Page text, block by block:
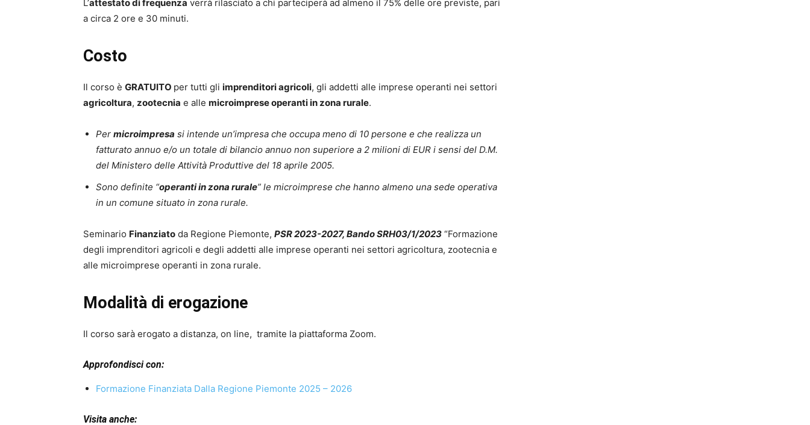
L’attestato di frequenza verrà rilasciato a chi parteciperà ad almeno il 75% delle ore previste, pari
a circa 2 ore e 30 minuti.
Costo
Il corso è GRATUITO per tutti gli imprenditori agricoli, gli addetti alle imprese operanti nei settori
agricoltura, zootecnia e alle microimprese operanti in zona rurale.
Per microimpresa si intende un’impresa che occupa meno di 10 persone e che realizza un
fatturato annuo e/o un totale di bilancio annuo non superiore a 2 milioni di EUR i sensi del D.M.
del Ministero delle Attività Produttive del 18 aprile 2005.
Sono definite “operanti in zona rurale” le microimprese che hanno almeno una sede operativa
in un comune situato in zona rurale.
Seminario Finanziato da Regione Piemonte, PSR 2023-2027, Bando SRH03/1/2023 “Formazione
degli imprenditori agricoli e degli addetti alle imprese operanti nei settori agricoltura, zootecnia e
alle microimprese operanti in zona rurale.
Modalità di erogazione
Il corso sarà erogato a distanza, on line, tramite la piattaforma Zoom.
Approfondisci con:
Formazione Finanziata Dalla Regione Piemonte 2025 – 2026
Visita anche: